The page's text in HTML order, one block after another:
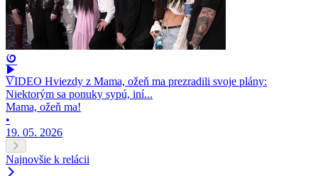
VIDEO Hviezdy z Mama, ožeň ma prezradili svoje plány:
Niektorým sa ponuky sypú, iní...
Mama, ožeň ma!
•
19. 05. 2026
Najnovšie k relácii